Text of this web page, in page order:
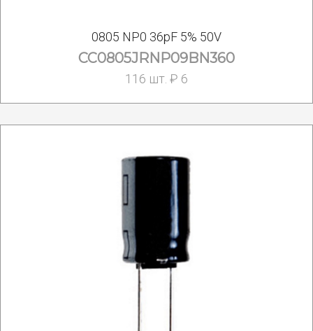
0805 NP0 36pF 5% 50V
CC0805JRNP09BN360
116 шт. ₽ 6